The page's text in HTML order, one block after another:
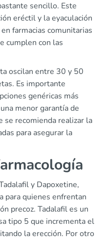
sencillo. Este
eréctil y la eyaculación
farmacias comunitarias
cumplen con las
oscilan entre 30 y 50
Es importante
genéricas más
menor garantía de
se recomienda realizar la
para asegurar la
y Dapoxetine,
para quienes enfrentan
precoz. Tadalafil es un
tipo 5 que incrementa el
la erección. Por otro